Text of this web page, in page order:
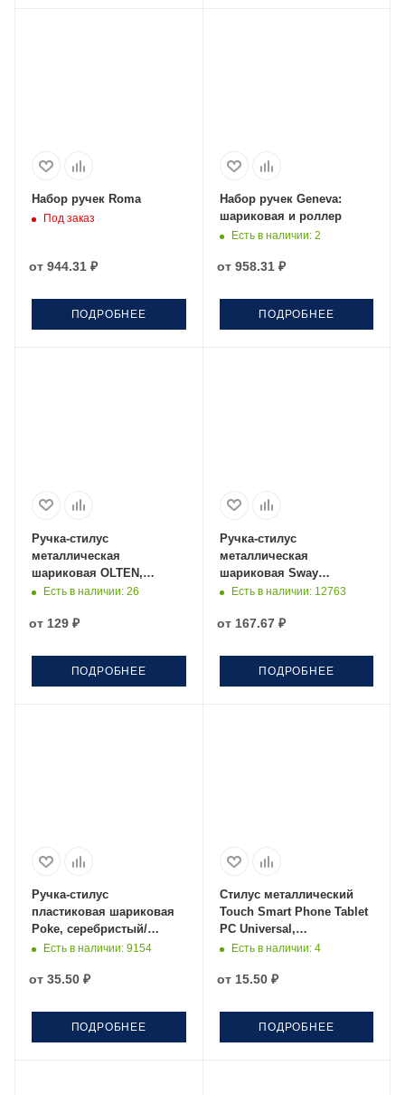
Набор ручек Roma
Под заказ
от 944.31 ₽
ПОДРОБНЕЕ
Набор ручек Geneva:
шариковая и роллер
Есть в наличии: 2
от 958.31 ₽
ПОДРОБНЕЕ
Ручка-стилус
металлическая
шариковая OLTEN,
черный
Есть в наличии: 26
от 129 ₽
ПОДРОБНЕЕ
Ручка-стилус
металлическая
шариковая Sway
Monochrome с цветным
серебристый с черным
Есть в наличии: 12763
от 167.67 ₽
ПОДРОБНЕЕ
Ручка-стилус
пластиковая шариковая
Poke, серебристый/
черный
Есть в наличии: 9154
от 35.50 ₽
ПОДРОБНЕЕ
Стилус металлический
Touch Smart Phone Tablet
PC Universal,
фиолетовый
Есть в наличии: 4
от 15.50 ₽
ПОДРОБНЕЕ